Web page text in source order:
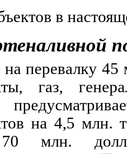
в
на перевалку
газ,
на 4,5 млн.
млн.